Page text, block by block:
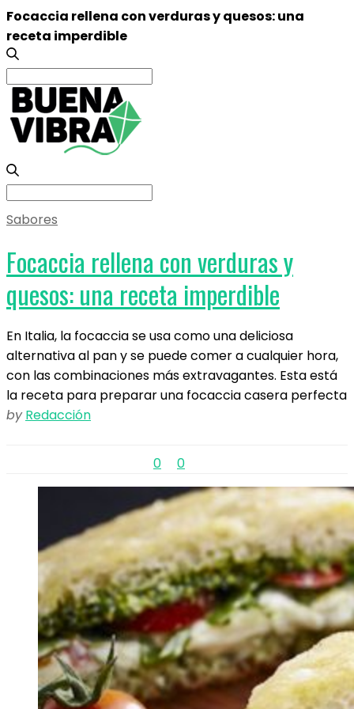
Focaccia rellena con verduras y quesos: una
receta imperdible
Search
for:
Search
for:
Sabores
Focaccia rellena con verduras y
quesos: una receta imperdible
En Italia, la focaccia se usa como una deliciosa
alternativa al pan y se puede comer a cualquier hora,
con las combinaciones más extravagantes. Esta está
la receta para preparar una focaccia casera perfecta
by Redacción
0 0